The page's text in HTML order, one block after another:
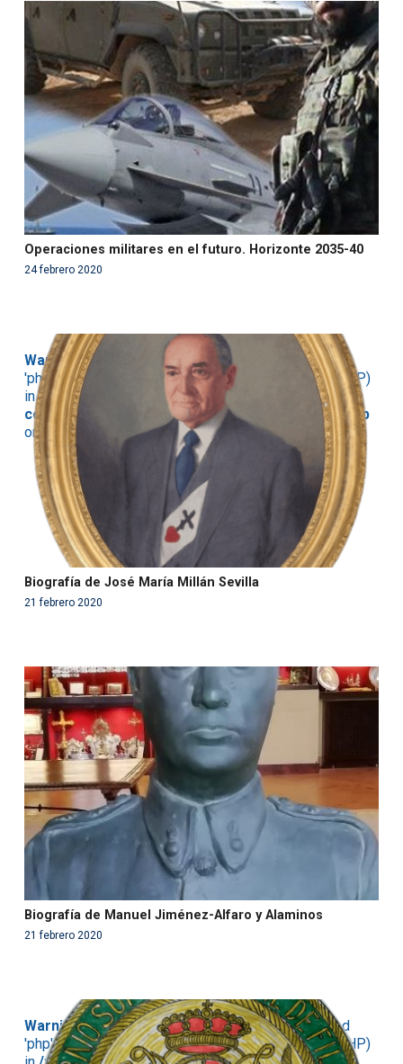
Warning
: Use of undefined constant php - assumed
'php' (this will throw an Error in a future version of PHP)
in/var/www/acami.es/wp-
content/themes/fundcami/page-publicaciones.php
on line
Operaciones militares en el futuro. Horizonte 2035-40
24 febrero 2020
Warning: Use of undefined constant php - assumed
'php' (this will throw an Error in a future version of PHP)
in/var/www/acami.es/wp-
content/themes/fundcami/page-publicaciones.php
on line
99
Biografía de José María Millán Sevilla
21 febrero 2020
Warning: Use of undefined constant php - assumed
'php' (this will throw an Error in a future version of PHP)
in/var/www/acami.es/wp-
content/themes/fundcami/page-publicaciones.php
on line99
Biografía de Manuel Jiménez-Alfaro y Alaminos
21 febrero 2020
Warning: Use of undefined constant php - assumed
'php' (this will throw an Error in a future version of PHP)